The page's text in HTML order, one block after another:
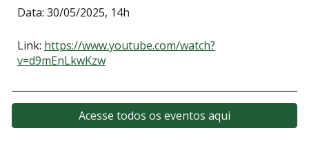
Data: 30/05/2025, 14h
Link: https://www.youtube.com/watch?
v=d9mEnLkwKzw
Acesse todos os eventos aqui